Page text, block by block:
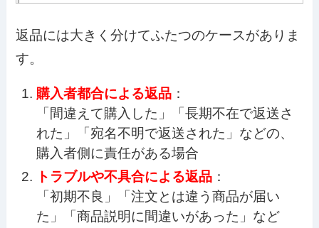
返品には大きく分けてふたつのケースがありま
す。
購入者都合による返品：
「間違えて購入した」「長期不在で返送さ
れた」「宛名不明で返送された」などの、
購入者側に責任がある場合
トラブルや不具合による返品：
「初期不良」「注文とは違う商品が届い
た」「商品説明に間違いがあった」など